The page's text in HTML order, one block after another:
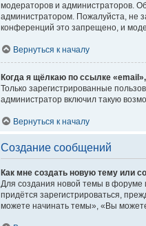
модераторов и администраторов.
администратором. Пожалуйста, не
конференций это запрещено, и
Вернуться к началу
Когда я щёлкаю по ссылке
Только зарегистрированные
администратор включил такую
Вернуться к началу
Создание сообщений
Как мне создать новую тему или
Для создания новой темы в форуме
придётся зарегистрироваться,
можете начинать темы», «Вы